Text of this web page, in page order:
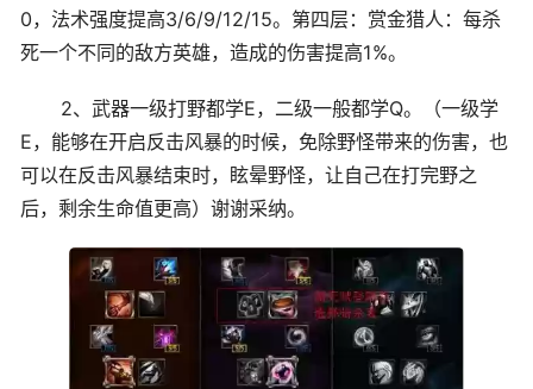
0，法术强度提高3/6/9/12/15。第四层：赏金猎人：每杀
死一个不同的敌方英雄，造成的伤害提高1%。
2、武器一级打野都学E，二级一般都学Q。（一级学
E，能够在开启反击风暴的时候，免除野怪带来的伤害，也
可以在反击风暴结束时，眩晕野怪，让自己在打完野之
后，剩余生命值更高）谢谢采纳。